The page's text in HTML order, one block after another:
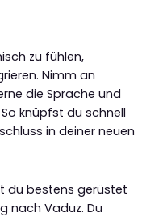
zu fühlen,
Nimm an
die Sprache und
knüpfst du schnell
in deiner neuen
du bestens gerüstet
nach Vaduz. Du